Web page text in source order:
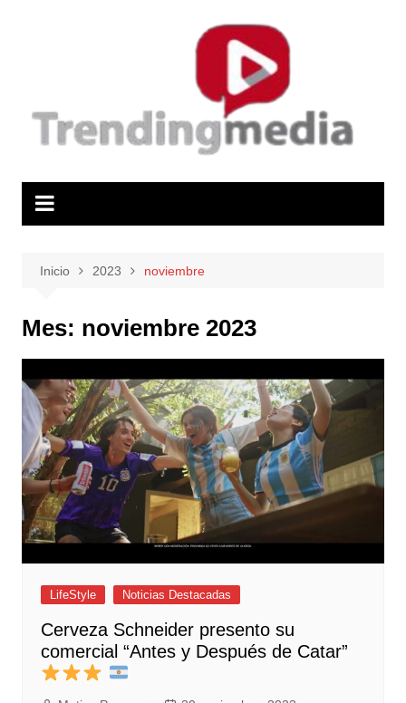
Inicio 2023 noviembre
Mes: noviembre 2023
LifeStyle Noticias Destacadas
Cerveza Schneider presento su
comercial “Antes y Después de Catar”